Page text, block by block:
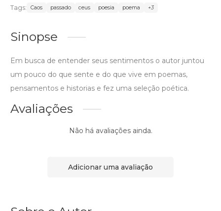
Tags: Caos passado ceus poesia poema +3
Sinopse
Em busca de entender seus sentimentos o autor juntou
um pouco do que sente e do que vive em poemas,
pensamentos e historias e fez uma seleção poética.
Avaliações
Não há avaliações ainda.
Adicionar uma avaliação